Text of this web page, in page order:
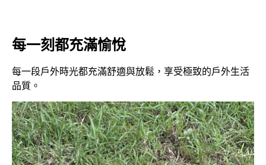
每一刻都充滿愉悅
每一段戶外時光都充滿舒適與放鬆，享受極致的戶外生活
品質。